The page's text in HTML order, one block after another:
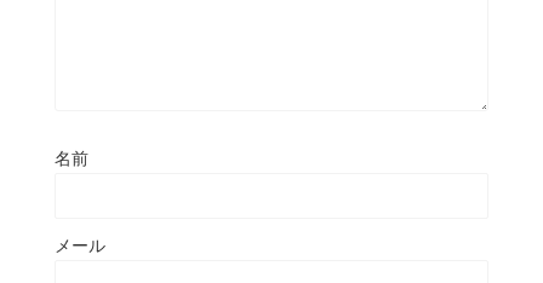
名前
メール